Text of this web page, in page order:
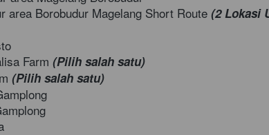
area Borobudur Magelang Short Route (2 Lokasi
Farm (Pilih salah satu)
(Pilih salah satu)